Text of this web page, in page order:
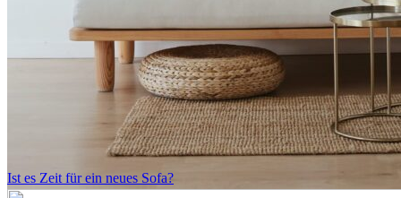
Ist es Zeit für ein neues Sofa?